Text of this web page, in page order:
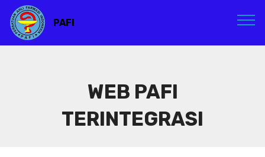
PAFI
WEB PAFI
TERINTEGRASI